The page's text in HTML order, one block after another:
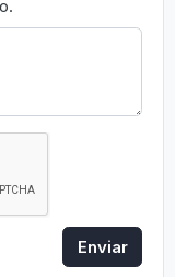
Enviar